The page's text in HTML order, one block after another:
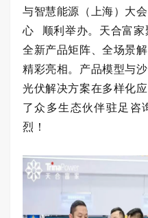
与智慧能源（上海）大
心
顺利举办。天合富家
全新产品矩阵、全场景
精彩亮相。产品模型与
光伏解决方案在多样化
了众多生态伙伴驻足咨
烈！